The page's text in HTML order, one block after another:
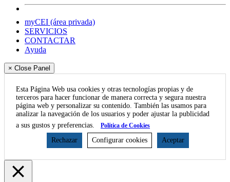
myCEI (área privada)
SERVICIOS
CONTACTAR
Ayuda
× Close Panel
Esta Página Web usa cookies y otras tecnologías propias y de
terceros para hacer funcionar de manera correcta y segura nuestra
página web y personalizar su contenido. También las usamos para
analizar la navegación de los usuarios y poder ajustar la publicidad
a sus gustos y preferencias.
Política de Cookies
Rechazar Configurar cookies Aceptar